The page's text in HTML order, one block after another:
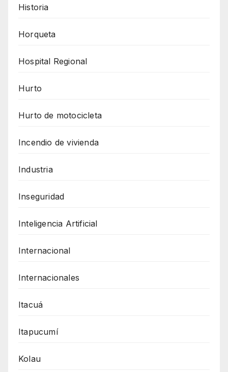
Historia
Horqueta
Hospital Regional
Hurto
Hurto de motocicleta
Incendio de vivienda
Industria
Inseguridad
Inteligencia Artificial
Internacional
Internacionales
Itacuá
Itapucumí
Kolau